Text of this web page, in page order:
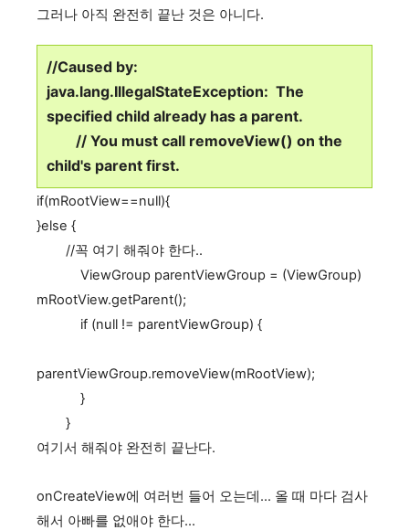
그러나 아직 완전히 끝난 것은 아니다.
//Caused by:
java.lang.IllegalStateException: The
specified child already has a parent.
// You must call removeView() on the
child's parent first.
if(mRootView==null){
}else {
//꼭 여기 해줘야 한다..
ViewGroup parentViewGroup = (ViewGroup)
mRootView.getParent();
if (null != parentViewGroup) {
parentViewGroup.removeView(mRootView);
}
}
여기서 해줘야 완전히 끝난다.
onCreateView에 여러번 들어 오는데... 올 때 마다 검사
해서 아빠를 없애야 한다...